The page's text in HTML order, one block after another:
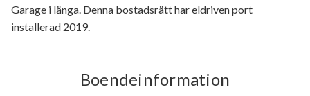
Garage i länga. Denna bostadsrätt har eldriven port
installerad 2019.
Boendeinformation